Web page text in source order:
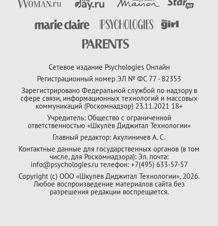
Сетевое издание Psychologies Онлайн
Регистрационный номер ЭЛ № ФС 77 - 82353
Зарегистрировано Федеральной службой по надзору в
сфере связи, информационных технологий и массовых
коммуникаций (Роскомнадзор) 23.11.2021 18+
Учредитель: Общество с ограниченной
ответственностью «Шкулёв Диджитал Технологии»
Главный редактор: Акулиничев А. С.
Контактные данные для государственных органов (в том
числе, для Роскомнадзора): Эл. почта:
info@psychologies.ru телефон: +7(495) 633-57-57
Copyright (с) ООО «Шкулёв Диджитал Технологии», 2026.
Любое воспроизведение материалов сайта без
разрешения редакции воспрещается.